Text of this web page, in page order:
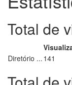
Total de
Diretório ... 141